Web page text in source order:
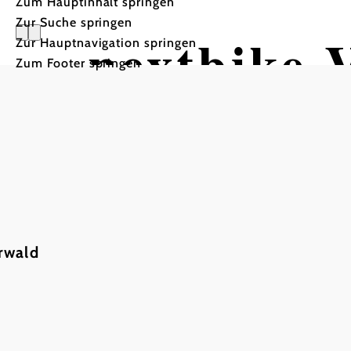
Zur Suche springen
Zur Hauptnavigation springen
Zum Footer springennextbike-